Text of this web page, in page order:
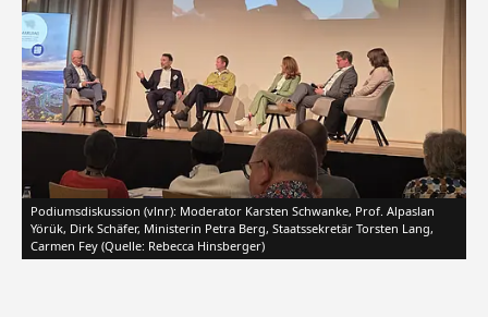
Podiumsdiskussion (vlnr): Moderator Karsten Schwanke, Prof. Alpaslan
Yörük, Dirk Schäfer, Ministerin Petra Berg, Staatssekretär Torsten Lang,
Carmen Fey (Quelle: Rebecca Hinsberger)